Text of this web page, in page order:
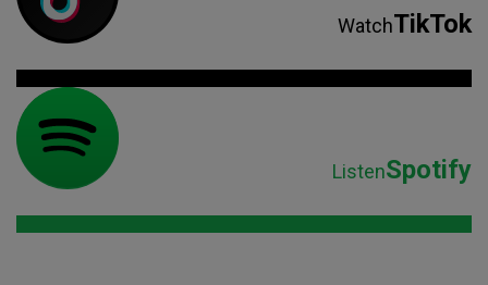
WatchTikTok
ListenSpotify